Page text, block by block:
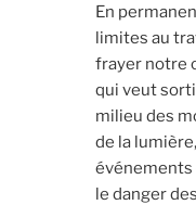
En
limites au
frayer notre
qui veut
milieu des
de la
événements
le danger